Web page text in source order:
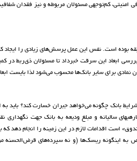
امنیتی، کم‌توجهی مسئولان مربوطه و نیز فقدان
بوده است. نفس این عمل پرسش‌های زیادی را
ابعاد این سرقت خبرداد تا مسئولان ذی‌ربط در
نمادی برای سایر بانک‌ها محسوب می‌شود لذا بایست
شرایط بانک چگونه می‌خواهد جبران خسارت کند؟ باید
سالیانه و مبلغ ودیعه به بانک جهت
است اقدامات لازم در این زمینه را انجام دهد
به اینگونه ریسک‌ها (و نه سپرده‌های قرض‌الحسنه